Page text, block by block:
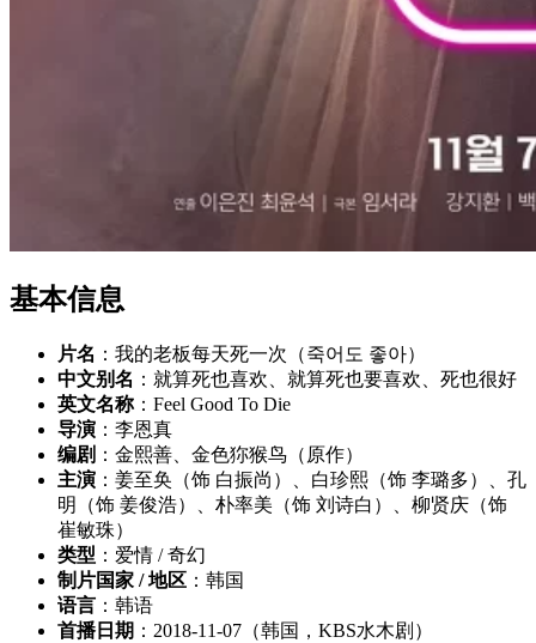
基本信息
片名 ：我的老板每天死一次（죽어도 좋아）
中文别名 ：就算死也喜欢、就算死也要喜欢、死也很好
英文名称：Feel Good To Die
导演 ：李恩真
编剧 ：金熙善、金色狝猴鸟（原作）
主演 ：姜至奂（饰 白振尚）、白珍熙（饰 李璐多）、孔
明（饰 姜俊浩）、朴率美（饰 刘诗白）、柳贤庆（饰
崔敏珠）
类型 ：爱情 / 奇幻
制片国家 / 地区 ：韩国
语言 ：韩语
首播日期 ：2018-11-07（韩国，KBS水木剧）